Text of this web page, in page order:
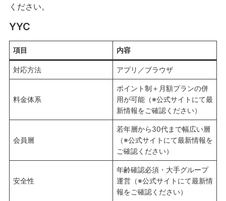
ください。
YYC
項目 内容
対応方法 アプリ／ブラウザ
料金体系
ポイント制＋月額プランの併
用が可能（※公式サイトにて最
新情報をご確認ください）
会員層
若年層から30代まで幅広い層
（※公式サイトにて最新情報を
ご確認ください）
安全性
年齢確認必須・大手グループ
運営（※公式サイトにて最新情
報をご確認ください）